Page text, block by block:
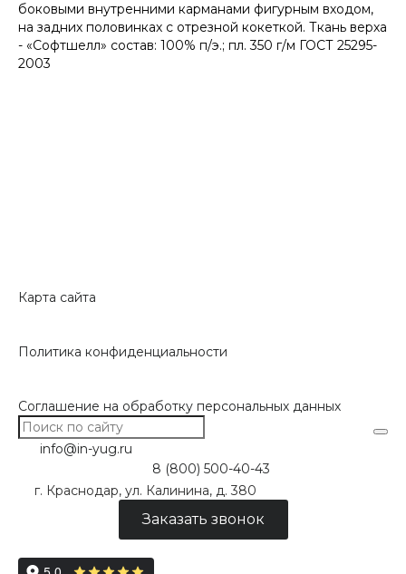
боковыми внутренними карманами фигурным входом,
на задних половинках с отрезной кокеткой. Ткань верха
- «Софтшелл» состав: 100% п/э.; пл. 350 г/м ГОСТ 25295-
2003
Карта сайта
Политика конфиденциальности
Соглашение на обработку персональных данных
info@in-yug.ru
8 (800) 500-40-43
г. Краснодар, ул. Калинина, д. 380
Заказать звонок